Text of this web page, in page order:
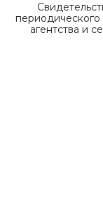
агентства и